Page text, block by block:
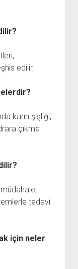
edilir.
karın şişliği,
çıkma
tedavi
için neler